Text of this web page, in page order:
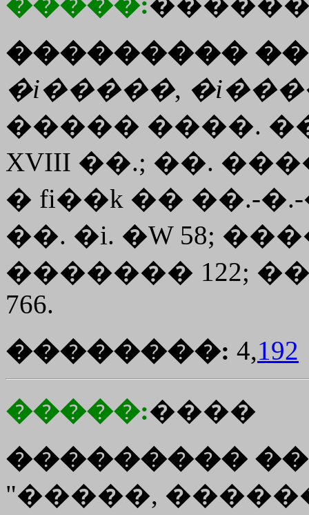
���������
�i�����,
����� ����.
XVIII ��.; ��.
� fi��k �� ��.-�.-
��. �i. �W 58;
������� 122;
766.
��������: 4,192
�����:����
���������
"�����,